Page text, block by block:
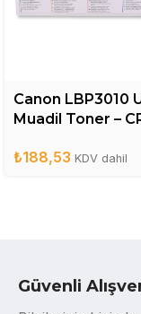
Canon LBP3010
Muadil Toner –
₺188,53 KDV dahil
Güvenli